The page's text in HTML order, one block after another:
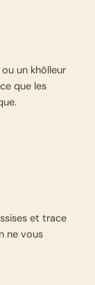
un khôlleur
que les
et trace
ne vous